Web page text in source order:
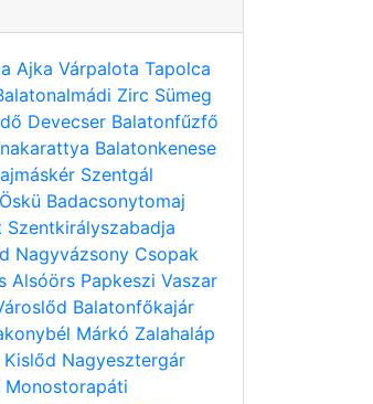
Ajka Várpalota Tapolca
Zirc Sümeg
Devecser Balatonfűzfő
Balatonkenese
Szentgál
Öskü Badacsonytomaj
Szentkirályszabadja
Nagyvázsony Csopak
Alsóörs Papkeszi Vaszar
Balatonfőkajár
Márkó Zalahaláp
Kislőd Nagyesztergár
Monostorapáti